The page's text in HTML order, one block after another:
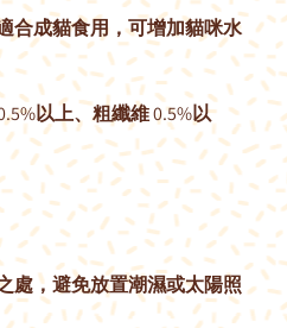
合成貓食用，可增加貓咪水
以上、粗纖維 0.5%以
處，避免放置潮濕或太陽照